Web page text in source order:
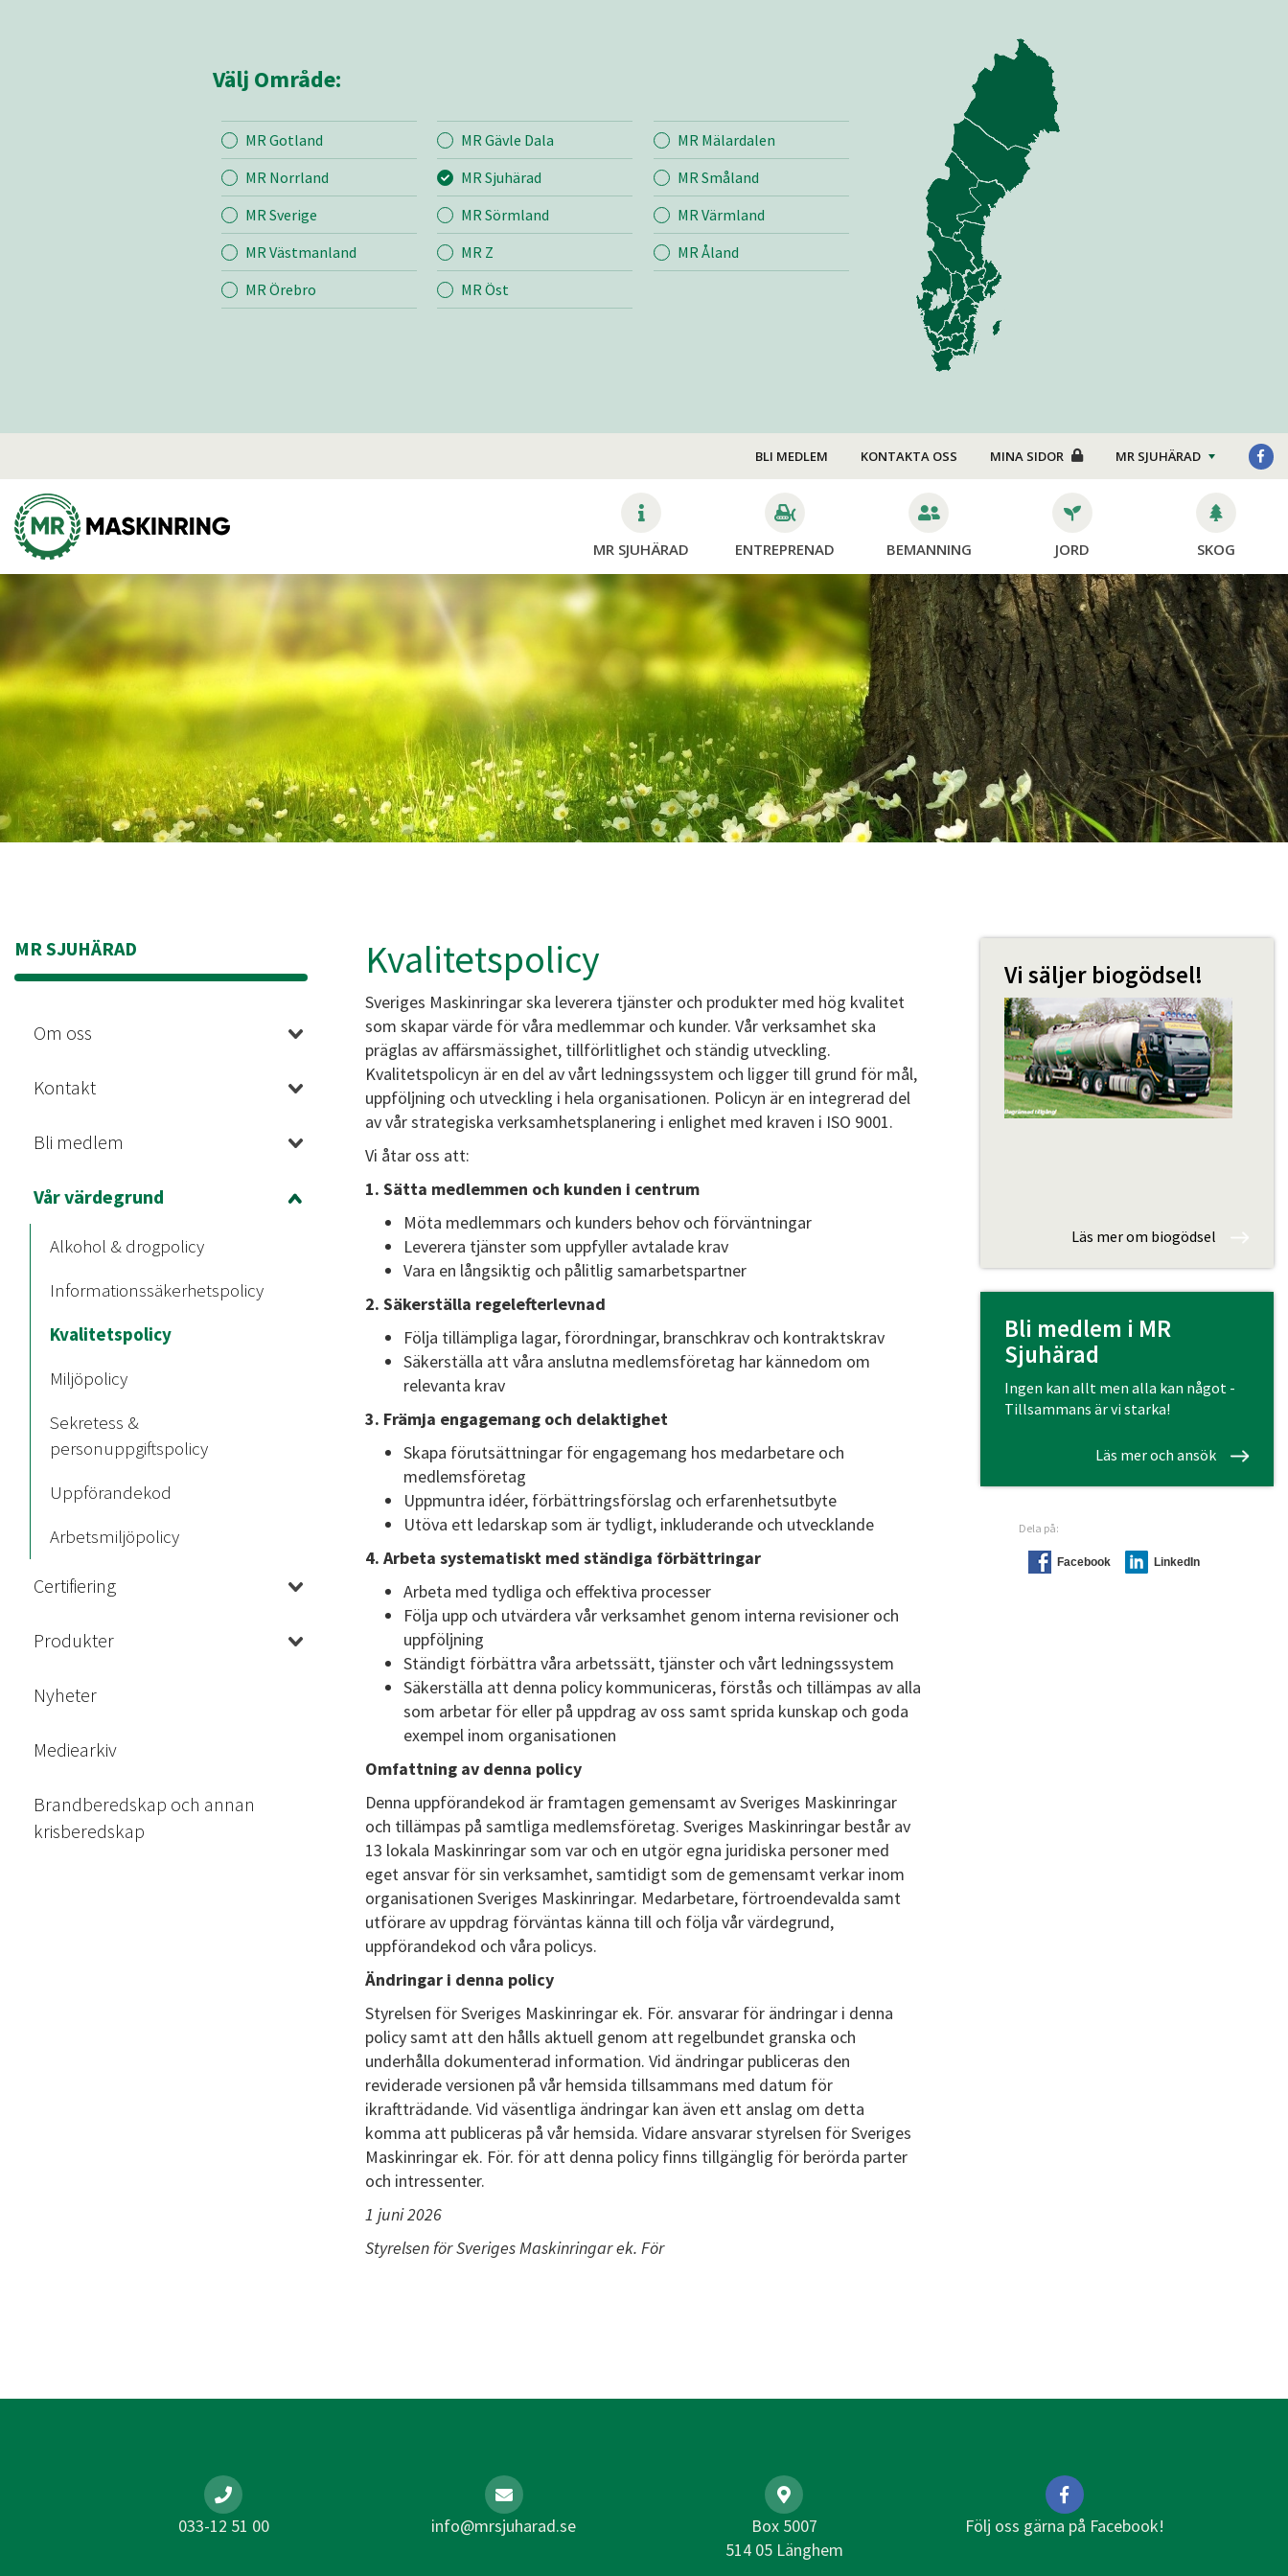
Mina sidor MR Sjuhärad Entreprenad
Mina sidor
Snö & Sand
fastighetsskötsel
Bemanning
Bygg & Anläggning
Industri & Verkstad
Jord
Foder/strö
Stängsel
Skötsel
Skog
Dikning
Plantering
Röjning
Skotning
Välj Område:
MR Gotland MR Gävle Dala
MR Mälardalen
MR Norrland
MR Sjuhärad
MR Småland
MR Sverige
MR Sörmland
MR Värmland
MR Västmanland
MR Z
MR Åland
MR Örebro
MR Öst
BLI MEDLEM KONTAKTA OSS MINA SIDOR MR SJUHÄRAD
MR SJUHÄRAD ENTREPRENAD BEMANNING JORD SKOG
MR SJUHÄRAD
Om oss
Kontakt
Bli medlem
Vår värdegrund
Alkohol & drogpolicy
Informationssäkerhetspolicy
Kvalitetspolicy
Miljöpolicy
Sekretess &
personuppgiftspolicy
Uppförandekod
Arbetsmiljöpolicy
Certifiering
Produkter
Nyheter
Mediearkiv
Brandberedskap och annan
krisberedskap
Kvalitetspolicy
Sveriges Maskinringar ska leverera tjänster och produkter med hög kvalitet
som skapar värde för våra medlemmar och kunder. Vår verksamhet ska
präglas av affärsmässighet, tillförlitlighet och ständig utveckling.
Kvalitetspolicyn är en del av vårt ledningssystem och ligger till grund för mål,
uppföljning och utveckling i hela organisationen. Policyn är en integrerad del
av vår strategiska verksamhetsplanering i enlighet med kraven i ISO 9001.
Vi åtar oss att:
1. Sätta medlemmen och kunden i centrum
Möta medlemmars och kunders behov och förväntningar
Leverera tjänster som uppfyller avtalade krav
Vara en långsiktig och pålitlig samarbetspartner
2. Säkerställa regelefterlevnad
Följa tillämpliga lagar, förordningar, branschkrav och kontraktskrav
Säkerställa att våra anslutna medlemsföretag har kännedom om
relevanta krav
3. Främja engagemang och delaktighet
Skapa förutsättningar för engagemang hos medarbetare och
medlemsföretag
Uppmuntra idéer, förbättringsförslag och erfarenhetsutbyte
Utöva ett ledarskap som är tydligt, inkluderande och utvecklande
4. Arbeta systematiskt med ständiga förbättringar
Arbeta med tydliga och effektiva processer
Följa upp och utvärdera vår verksamhet genom interna revisioner och
uppföljning
Ständigt förbättra våra arbetssätt, tjänster och vårt ledningssystem
Säkerställa att denna policy kommuniceras, förstås och tillämpas av alla
som arbetar för eller på uppdrag av oss samt sprida kunskap och goda
exempel inom organisationen
Omfattning av denna policy
Denna uppförandekod är framtagen gemensamt av Sveriges Maskinringar
och tillämpas på samtliga medlemsföretag. Sveriges Maskinringar består av
13 lokala Maskinringar som var och en utgör egna juridiska personer med
eget ansvar för sin verksamhet, samtidigt som de gemensamt verkar inom
organisationen Sveriges Maskinringar. Medarbetare, förtroendevalda samt
utförare av uppdrag förväntas känna till och följa vår värdegrund,
uppförandekod och våra policys.
Ändringar i denna policy
Styrelsen för Sveriges Maskinringar ek. För. ansvarar för ändringar i denna
policy samt att den hålls aktuell genom att regelbundet granska och
underhålla dokumenterad information. Vid ändringar publiceras den
reviderade versionen på vår hemsida tillsammans med datum för
ikraftträdande. Vid väsentliga ändringar kan även ett anslag om detta
komma att publiceras på vår hemsida. Vidare ansvarar styrelsen för Sveriges
Maskinringar ek. För. för att denna policy finns tillgänglig för berörda parter
och intressenter.
1 juni 2026
Styrelsen för Sveriges Maskinringar ek. För
Vi säljer biogödsel!
Läs mer om biogödsel
Bli medlem i MR
Sjuhärad
Ingen kan allt men alla kan något -
Tillsammans är vi starka!
Läs mer och ansök
Dela på:
Facebook LinkedIn
033-12 51 00 info@mrsjuharad.se
Box 5007
514 05 Länghem
Följ oss gärna på Facebook!